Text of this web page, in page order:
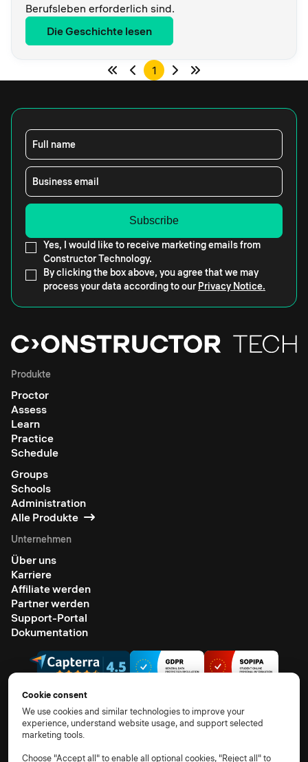
Berufsleben erforderlich sind.
Die Geschichte lesen
1
Full name
Business email
Yes, I would like to receive marketing emails from
Constructor Technology.
By clicking the box above, you agree that we may
process your data according to our Privacy Notice.
Produkte
Proctor
Assess
Learn
Practice
Schedule
Groups
Schools
Administration
Alle Produkte
Unternehmen
Über uns
Karriere
Affiliate werden
Partner werden
Support-Portal
Dokumentation
© 2026 Alle Rechte vorbehalten.
UnterauftragsverarbeiterCookie-Richtlinie
Cookie consent
We use cookies and similar technologies to improve your
experience, understand website usage, and support selected
marketing tools.
Choose "Accept all" to enable all optional cookies, "Reject all" to